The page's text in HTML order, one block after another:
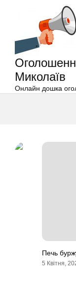
Миколаїв
Онлайн дошка
Печь
5 Квітня,